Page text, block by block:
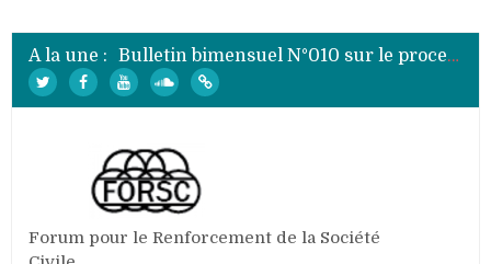
A la une :
Bulletin bimensuel N° 012 sur le processus électoral de 2020 au Burundi
Bulletin bimensuel N°010 sur le processus électoral de 2020 au Burundi
Bulletin bimensuel N°008 sur le processus électoral de 2020 au Burundi
Forum pour le Renforcement de la Société